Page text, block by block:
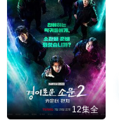
12集全